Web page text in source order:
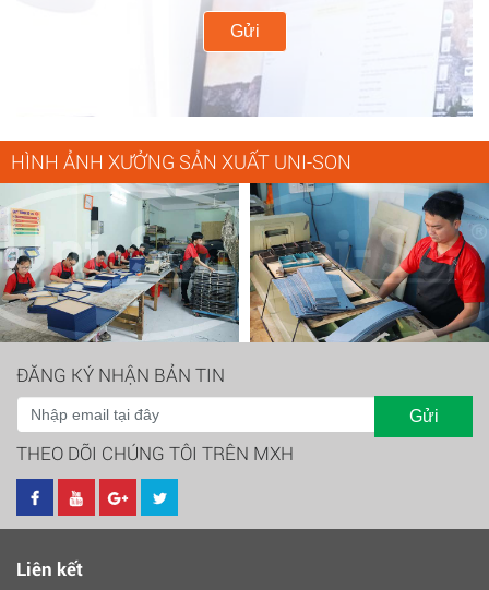
Gửi
HÌNH ẢNH XƯỞNG SẢN XUẤT UNI-SON
ĐĂNG KÝ NHẬN BẢN TIN
Gửi
THEO DÕI CHÚNG TÔI TRÊN MXH
Liên kết